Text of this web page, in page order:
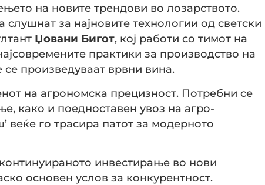
на новите трендови во лозарството.
за најновите технологии од светски
Џовани Бигот, кој работи со тимот на
практики за производство на
се произведуваат врвни вина.
на агрономска прецизност. Потребни се
како и поедноставен увоз на агро-
веќе го трасира патот за модерното
инвестирање во нови
основен услов за конкурентност.